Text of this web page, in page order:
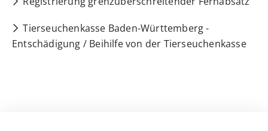
Tierseuchenkasse Baden-Württemberg -
Entschädigung / Beihilfe von der Tierseuchenkasse